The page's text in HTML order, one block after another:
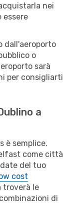
nei
essere
dall'aeroporto
o
sarà
per consigliarti
a
è semplice.
come città
del tuo
cost
troverà le
di